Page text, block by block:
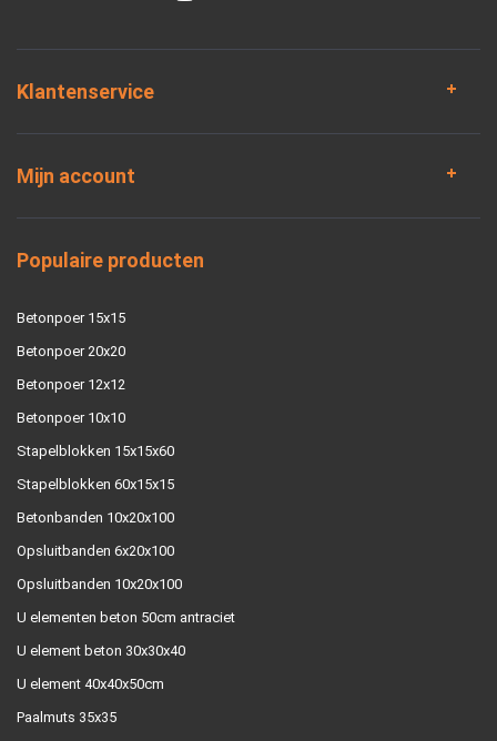
Klantenservice
Mijn account
Populaire producten
Betonpoer 15x15
Betonpoer 20x20
Betonpoer 12x12
Betonpoer 10x10
Stapelblokken 15x15x60
Stapelblokken 60x15x15
Betonbanden 10x20x100
Opsluitbanden 6x20x100
Opsluitbanden 10x20x100
U elementen beton 50cm antraciet
U element beton 30x30x40
U element 40x40x50cm
Paalmuts 35x35